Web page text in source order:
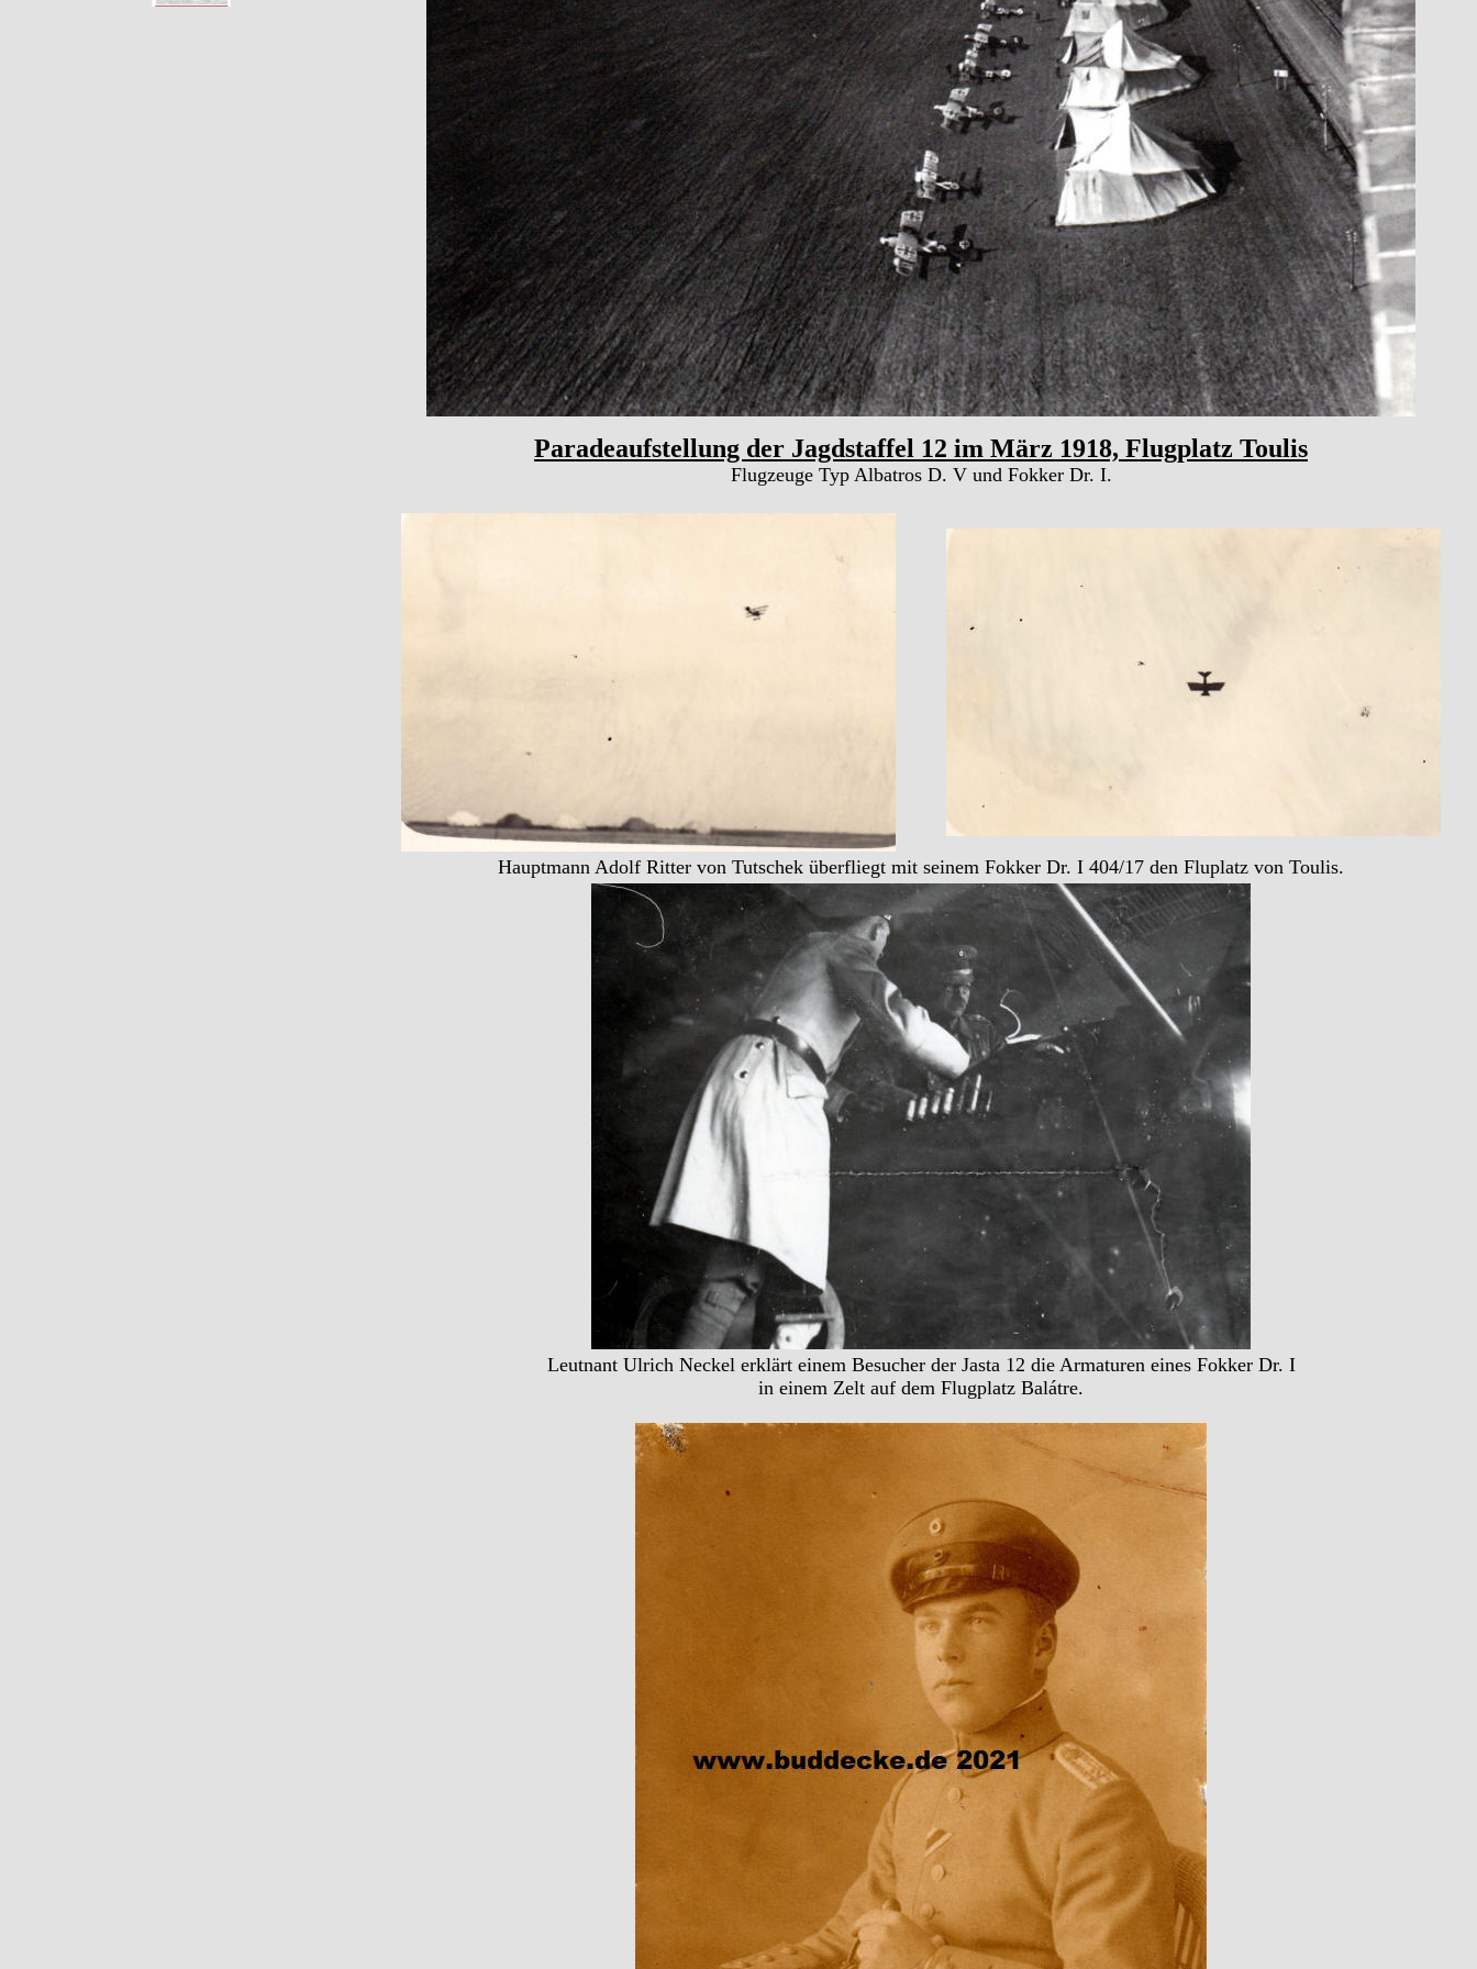
Paradeaufstellung der Jagdstaffel 12 im März 1918, Flugplatz Toulis
Flugzeuge Typ Albatros D. V und Fokker Dr. I.
Hauptmann Adolf Ritter von Tutschek überfliegt mit seinem Fokker Dr. I 404/17 den Fluplatz von Toulis.
Leutnant Ulrich Neckel erklärt einem Besucher der Jasta 12 die Armaturen eines Fokker Dr. I
in einem Zelt auf dem Flugplatz Balátre.